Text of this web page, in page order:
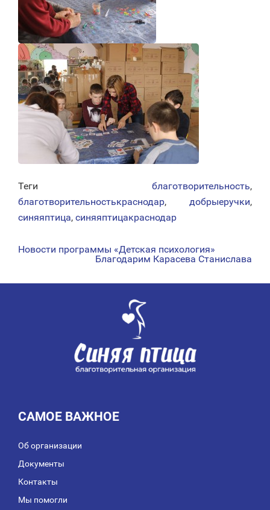
Теги благотворительность,
благотворительностькраснодар, добрыеручки,
синяяптица, синяяптицакраснодар
НАВИГАЦИЯ
Новости программы «Детская психология»
Благодарим Карасева Станислава
САМОЕ ВАЖНОЕ
Об организации
Документы
Контакты
Мы помогли